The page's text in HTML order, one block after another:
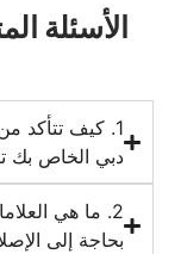
‏الأسئلة
‏1. كيف تتأكد
دبي الخاص بك
‏2. ما هي
بحاجة إلى